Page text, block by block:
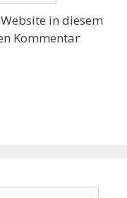
in diesem
Kommentar